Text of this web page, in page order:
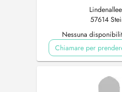
57614
Nessuna
Chiamare per